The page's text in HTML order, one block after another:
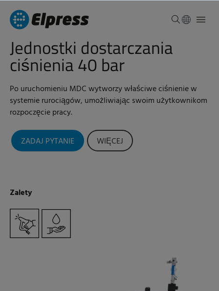
Jednostki dostarczania
ciśnienia 40 bar
Po uruchomieniu MDC wytworzy właściwe ciśnienie w
systemie rurociągów, umożliwiając swoim użytkownikom
rozpoczęcie pracy.
ZADAJ PYTANIE WIĘCEJ
Zalety